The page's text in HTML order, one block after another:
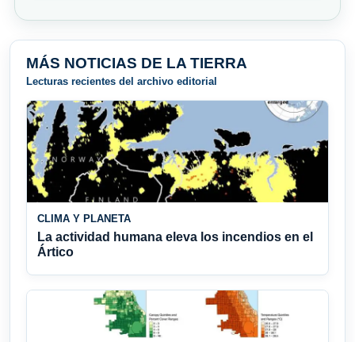
MÁS NOTICIAS DE LA TIERRA
Lecturas recientes del archivo editorial
CLIMA Y PLANETA
La actividad humana eleva los incendios en el
Ártico